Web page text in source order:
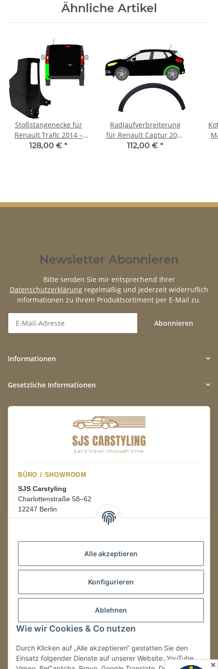
Alle akzeptieren
Konfigurieren
Ablehnen
Wie wir Cookies & Co nutzen
Durch Klicken auf „Alle akzeptieren“ gestatten Sie den
Einsatz folgender Dienste auf unserer Website: YouTube,
Ähnliche Artikel
Stoßstangenecke für
Renault Trafic 2014 –
2021 hinten links
128,00 € *
Radlaufverbreiterung
für Renault Captur 2013
– 2020 hinten links
112,00 € *
Newsletter Abonnieren
Bitte senden Sie mir entsprechend Ihrer
Datenschutzerklärung regelmäßig und jederzeit widerruflich
Informationen zu Ihrem Produktsortiment per E-Mail zu.
Abonnieren
Informationen
Gesetzliche Informationen
BÜRO / SHOWROOM
SJS Carstyling
Charlottenstraße 58–62
12247 Berlin
08:00–16:00 Uhr
LAGER / RETOUREN
Packmonster Fulfillment
SJS Carstyling Lager
Retouren ausschließlich an diese Adresse.
✕